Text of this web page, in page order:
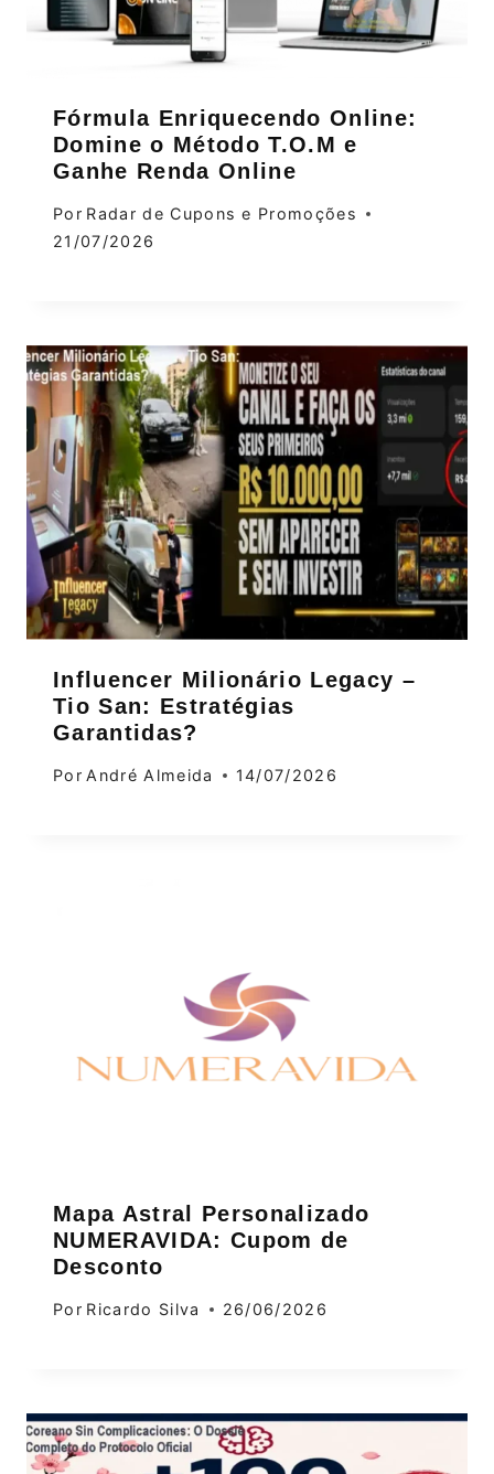
Fórmula Enriquecendo Online:
Domine o Método T.O.M e
Ganhe Renda Online
Por Radar de Cupons e Promoções
21/07/2026
Influencer Milionário Legacy –
Tio San: Estratégias
Garantidas?
Por André Almeida 14/07/2026
Mapa Astral Personalizado
NUMERAVIDA: Cupom de
Desconto
Por Ricardo Silva 26/06/2026